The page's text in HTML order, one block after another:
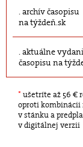
archív časopisu
na týždeň.sk
aktuálne
časopisu na
* ušetríte až 56 €
oproti kombinácii
v stánku a
v digitálnej verzii